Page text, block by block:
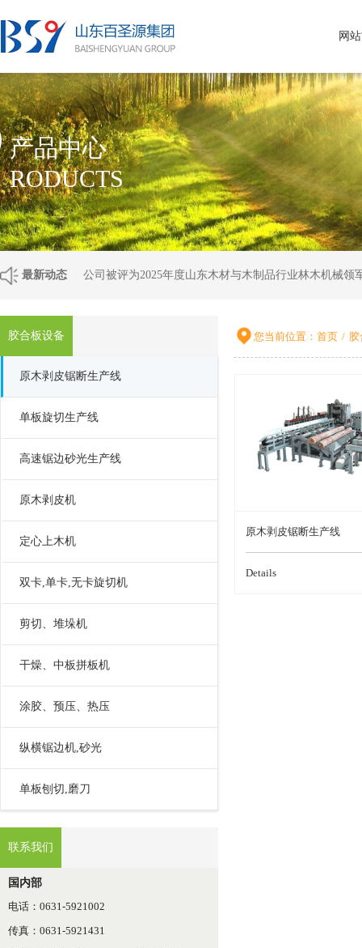
网
产品中心
RODUCTS
最新动态 公司被评为2025年度山东木材与木制品行业林木机械领
胶合板设备
原木剥皮锯断生产线
单板旋切生产线
高速锯边砂光生产线
原木剥皮机
定心上木机
双卡,单卡,无卡旋切机
剪切、堆垛机
干燥、中板拼板机
涂胶、预压、热压
纵横锯边机,砂光
单板刨切,磨刀
联系我们
国内部
电话：0631-5921002
传真：0631-5921431
您当前位置： 首页 /
原木剥皮锯断生产线
Details